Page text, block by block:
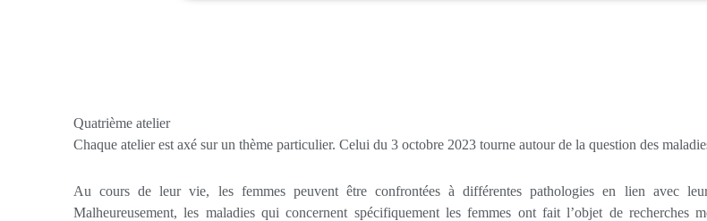
Quatrième atelier
Chaque atelier est axé sur un thème particulier. Celui du 3 octobre 2023 tourne autour de la question des
Au cours de leur vie, les femmes peuvent être confrontées à différentes pathologies en lien avec
Malheureusement, les maladies qui concernent spécifiquement les femmes ont fait l’objet de recherches